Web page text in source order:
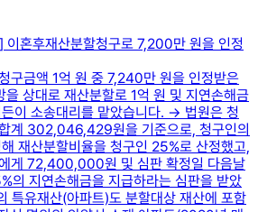
이혼후재산분할청구로 7,200만 원을 인정
구금액 1억 원 중 7,240만 원을 인정받은
상대로 재산분할로 1억 원 및 지연손해금
이 소송대리를 맡았습니다. → 법원은 청
계 302,046,429원을 기준으로, 청구인의
재산분할비율을 청구인 25%로 산정했고,
게 72,400,000원 및 심판 확정일 다음날
의 지연손해금을 지급하라는 심판을 받았
특유재산(아파트)도 분할대상 재산에 포함